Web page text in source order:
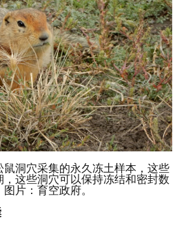
洞穴采集的永久冻土样本，这些
这些洞穴可以保持冻结和密封数
图片：育空政府。